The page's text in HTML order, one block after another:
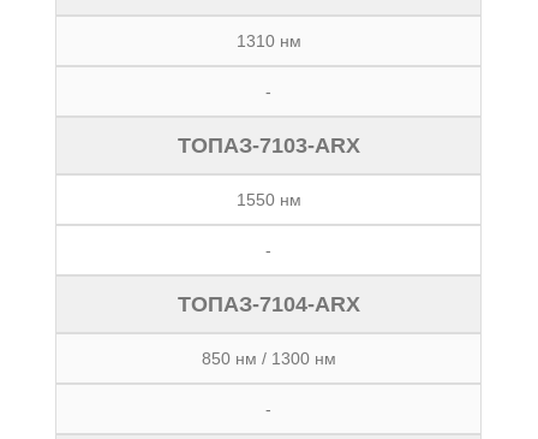
1310 нм
-
ТОПАЗ-7103-ARX
1550 нм
-
ТОПАЗ-7104-ARX
850 нм / 1300 нм
-